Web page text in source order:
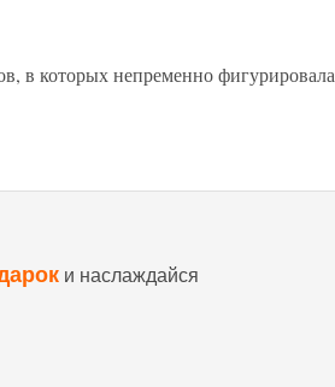
в которых непременно фигурировала
и наслаждайся